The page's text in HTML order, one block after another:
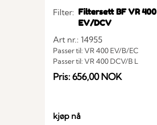
Filter: Filtersett BF VR 400
EV/DCV
Art nr.: 14955
Passer til: VR 400 EV/B/EC
Passer til: VR 400 DCV/B L
Passer til: VR 400 DCV/B R
Passer til: VR 400 EV
Pris: 656,00 NOK
kjøp nå